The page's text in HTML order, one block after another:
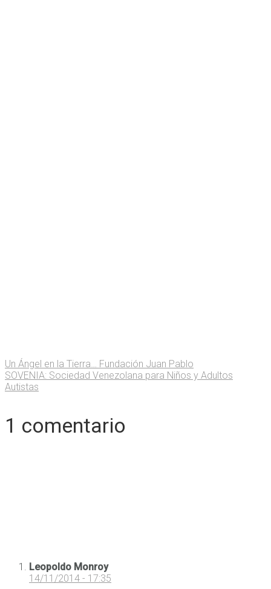
Un Ángel en la Tierra… Fundación Juan Pablo
SOVENIA: Sociedad Venezolana para Niños y Adultos
Autistas
1 comentario
Leopoldo Monroy
14/11/2014 - 17:35